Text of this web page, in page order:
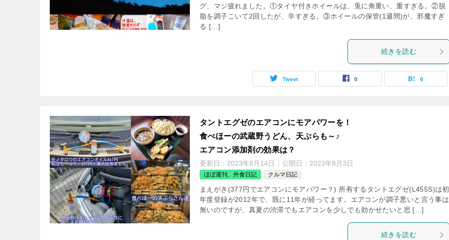
グ、マジ疲れました。①タイヤ付きホイールは、兎に角重い、重すぎる。②脱
脂を調子こいて2回したが、辛すぎる。③ホイールの保管(1週間)が、邪魔すぎ
る […]
続きを読む
Tweet 0 0
タントエグゼのエアコンにモアパワーを！
食べほーの武蔵野うどん、天ぷらも～♪
エアコン添加剤の効果は？
更新日： 2023年8月14日 公開日： 2023年8月3日
ほぼ週刊、外食日記 クルマ日記
まえがき(377円でエアコンにモアパワー？) 所有するタントエグゼ(L455S)は初
年度登録が2012年で、既に11年が経ってます。エアコンが調子悪いと言う事は
無いのですが、真夏の渋滞でもエアコンを少しでも効かせたいと思 […]
続きを読む